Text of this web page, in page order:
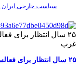
سیاست خارجی ایران
۲۵ سال انتظار برای
غرب
۲۵ سال انتظار برای فعالسازی ماشه فراموش‌شده ایران در برابر غرب